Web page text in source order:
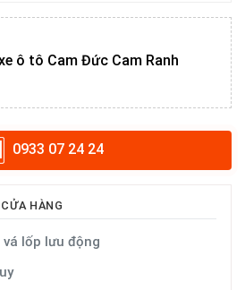
ô tô Cam Đức Cam Ranh
0933 07 24 24
HÀNG
vá lốp lưu động